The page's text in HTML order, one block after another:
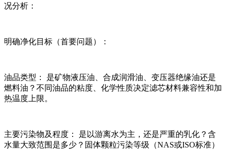
况分析：
明确净化目标（首要问题）：
油品类型： 是矿物液压油、合成润滑油、变压器绝缘油还是
燃料油？不同油品的粘度、化学性质决定滤芯材料兼容性和加
热温度上限。
主要污染物及程度： 是以游离水为主，还是严重的乳化？含
水量大致范围是多少？固体颗粒污染等级（NAS或ISO标准）